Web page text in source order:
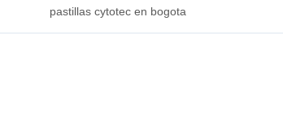
pastillas cytotec en bogota